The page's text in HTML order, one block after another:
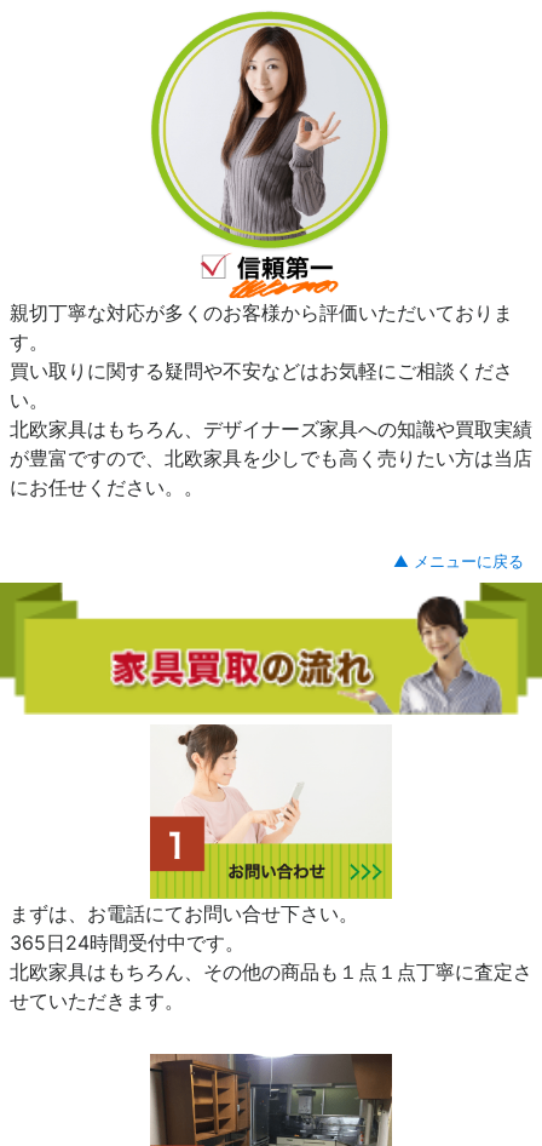
親切丁寧な対応が多くのお客様から評価いただいておりま
す。
買い取りに関する疑問や不安などはお気軽にご相談くださ
い。
北欧家具はもちろん、デザイナーズ家具への知識や買取実績
が豊富ですので、北欧家具を少しでも高く売りたい方は当店
にお任せください。。
▲ メニューに戻る
まずは、お電話にてお問い合せ下さい。
365日24時間受付中です。
北欧家具はもちろん、その他の商品も１点１点丁寧に査定さ
せていただきます。